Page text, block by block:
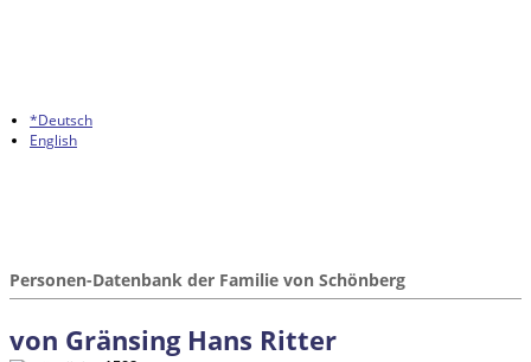
*Deutsch
English
Personen-Datenbank der Familie von Schönberg
von Gränsing Hans Ritter